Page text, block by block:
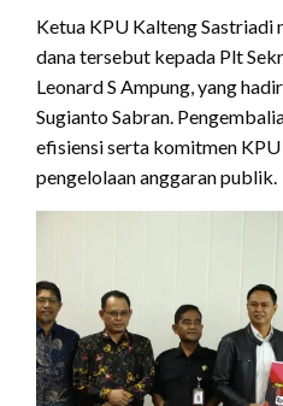
Ketua KPU Kalteng Sastriadi
dana tersebut kepada Plt
Leonard S Ampung, yang
Sugianto Sabran.
efisiensi serta komitmen
pengelolaan anggaran publik.